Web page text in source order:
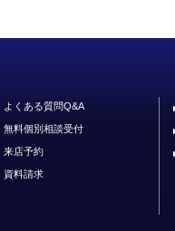
よくある質問Q&A
無料個別相談受付
来店予約
資料請求